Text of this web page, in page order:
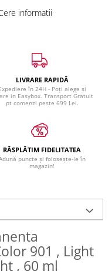
informatii
LIVRARE RAPIDĂ
în 24H - Poți alege și
in Easybox. Transport Gratuit
pt comenzi peste 699 Lei.
RĂSPLĂTIM FIDELITATEA
puncte și folosește-le în
magazin!
901 , Light
, 60 ml